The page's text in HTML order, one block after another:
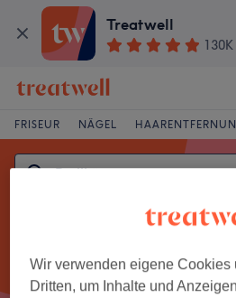
Treatwell
130K
FRISEUR NÄGEL
Wir verwenden eigene Cookies
Dritten, um Inhalte und